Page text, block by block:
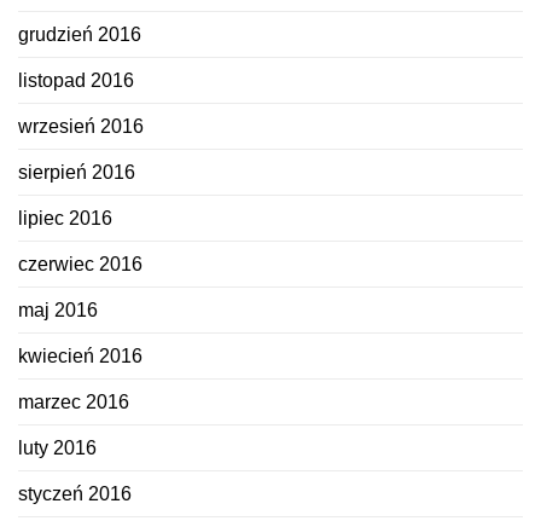
grudzień 2016
listopad 2016
wrzesień 2016
sierpień 2016
lipiec 2016
czerwiec 2016
maj 2016
kwiecień 2016
marzec 2016
luty 2016
styczeń 2016